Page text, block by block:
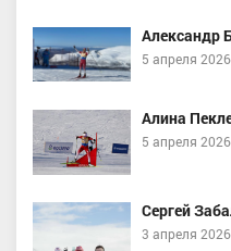
Александр
5 апреля 2026
Алина
5 апреля 2026
Сергей
3 апреля 2026